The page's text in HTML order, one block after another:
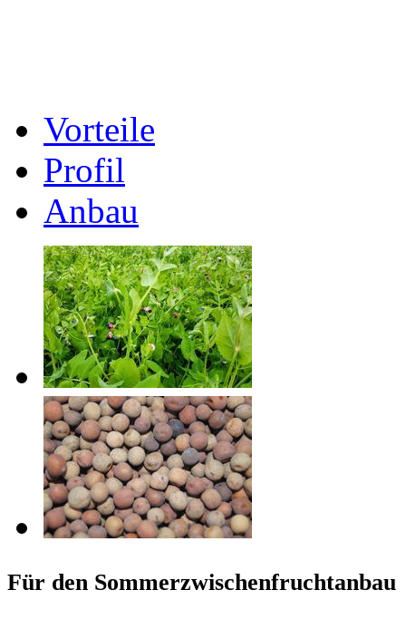
Vorteile
Profil
Anbau
Für den Sommerzwischenfruchtanbau